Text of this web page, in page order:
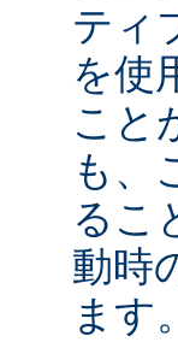
ティ
を使
こと
も、
るこ
動時
ます。